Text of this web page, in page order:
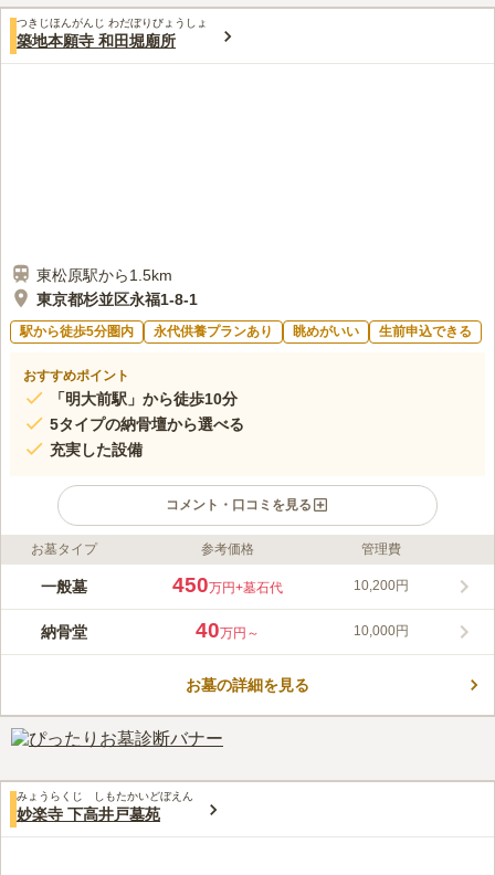
性の方のみでも安心して故人と語らうことができます。
口コミ評価
みんなの評価
4.2
つきじほんがんじ わだぼりびょうしょ
築地本願寺 和田堀廟所
東松原駅から1.5km
東京都杉並区永福1-8-1
駅から徒歩5分圏内 永代供養プランあり 眺めがいい 生前申込できる
おすすめポイント
「明大前駅」から徒歩10分
5タイプの納骨壇から選べる
充実した設備
コメント・口コミを見る
ライフドット編集部のコメント
築地本願寺 和田堀廟所 納骨堂は、春には桜が満開に咲き誇り、
から徒歩約10分の距離にあり、新宿や渋谷からもアクセスしやす
く便利です。 納骨壇は5種類の中から収納数や予算によって選ぶ
込も受け付けています。
この霊園はまだ誰からも評価されていません。
お墓タイプ 参考価格 管理費
一般墓 450万円+墓石代 10,200円
納骨堂 40万円～ 10,000円
お墓の詳細を見る
みょうらくじ しもたかいどぼえん
妙楽寺 下高井戸墓苑